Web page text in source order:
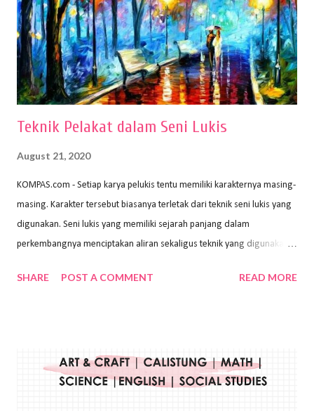
adalah tidak mudah sobek, mengingat menggambar merupakan
proses menggores dan menghapus. Kertas adalah bahan yang paling
ideal digunakan untuk menggambar. Dalam menggambar
menggunakan pen...
Teknik Pelakat dalam Seni Lukis
August 21, 2020
KOMPAS.com - Setiap karya pelukis tentu memiliki karakternya masing-
masing. Karakter tersebut biasanya terletak dari teknik seni lukis yang
digunakan. Seni lukis yang memiliki sejarah panjang dalam
perkembangnya menciptakan aliran sekaligus teknik yang digunakan.
Wayan Kun Adnyana, teknik yang berbeda tentunya akan
menggunakan bahan dasar cat air, cat akrilik, atau cat minyak dengan
sapuan warna cat yang tebal. Dengan memberikan sapuan warna
SHARE POST A COMMENT READ MORE